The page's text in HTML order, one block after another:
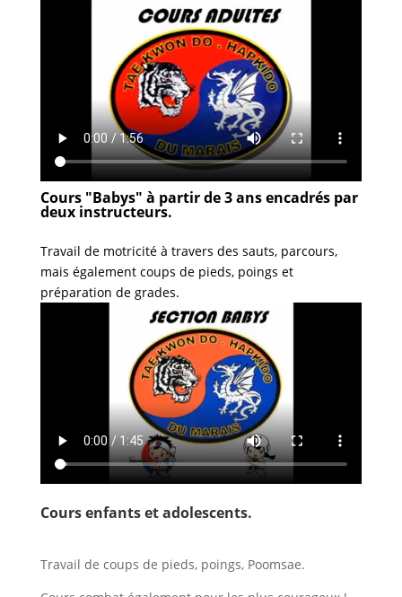
Cours "Babys" à partir de 3 ans encadrés par
deux instructeurs.
Travail de motricité à travers des sauts, parcours,
mais également coups de pieds, poings et
préparation de grades.
Cours enfants et adolescents.
Travail de coups de pieds, poings, Poomsae.